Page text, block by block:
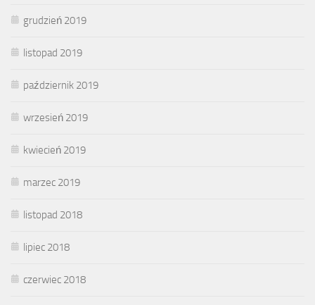
grudzień 2019
listopad 2019
październik 2019
wrzesień 2019
kwiecień 2019
marzec 2019
listopad 2018
lipiec 2018
czerwiec 2018